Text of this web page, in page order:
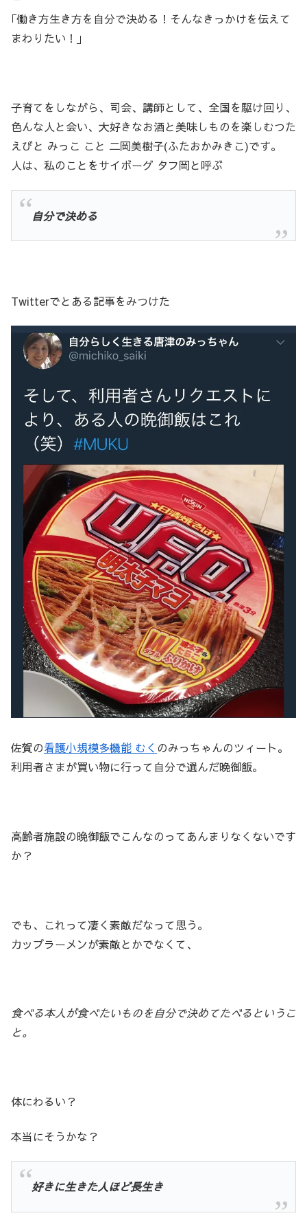
｢働き方生き方を自分で決める！そんなきっかけを伝えて
まわりたい！｣
子育てをしながら、司会、講師として、全国を駆け回り、
色んな人と会い、大好きなお酒と美味しものを楽しむつた
えびと みっこ こと 二岡美樹子(ふたおかみきこ)です。
人は、私のことをサイボーグ タフ岡と呼ぶ
自分で決める
Twitterでとある記事をみつけた
佐賀の看護小規模多機能 むく のみっちゃんのツィート。
利用者さまが買い物に行って自分で選んだ晩御飯。
高齢者施設の晩御飯でこんなのってあんまりなくないです
か？
でも、これって凄く素敵だなって思う。
カップラーメンが素敵とかでなくて、
食べる本人が食べたいものを自分で決めてたべるというこ
と。
体にわるい？
本当にそうかな？
好きに生きた人ほど長生き